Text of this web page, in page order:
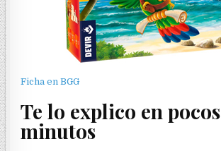
Ficha en BGG
Te lo explico en pocos
minutos